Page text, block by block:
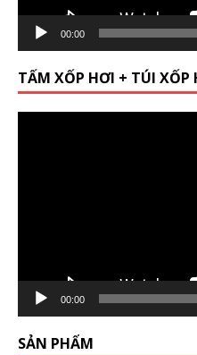
00:00
TẤM XỐP HƠI + TÚI XỐP
00:00
SẢN PHẨM